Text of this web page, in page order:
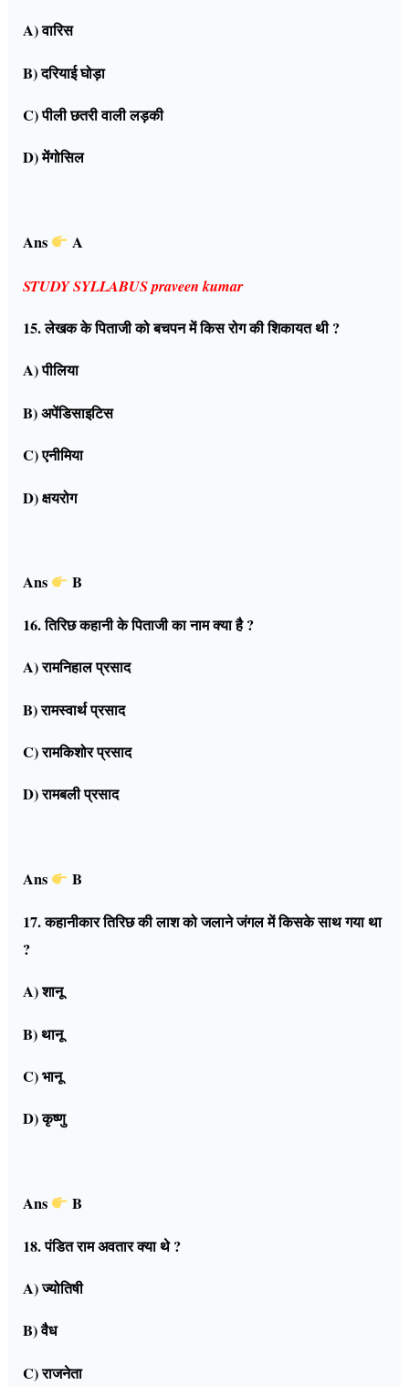
A) वारिस
B) दरियाई घोड़ा
C) पीली छतरी वाली लड़की
D) मेंगोसिल
Ans A
STUDY SYLLABUS praveen kumar
15. लेखक के पिताजी को बचपन में किस रोग की शिकायत थी ?
A) पीलिया
B) अपेंडिसाइटिस
C) एनीमिया
D) क्षयरोग
Ans
B
16. तिरिछ कहानी के पिताजी का नाम क्या है ?
A) रामनिहाल प्रसाद
B) रामस्वार्थ प्रसाद
C) रामकिशोर प्रसाद
D) रामबली प्रसाद
Ans
B
17. कहानीकार तिरिछ की लाश को जलाने जंगल में किसके साथ गया था
?
A) शानू
B) थानू
C) भानू
D) कृष्णु
Ans
B
18. पंडित राम अवतार क्या थे ?
A) ज्योतिषी
B) वैध
C) राजनेता